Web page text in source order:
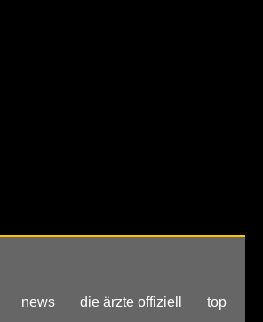
news die ärzte offiziell top